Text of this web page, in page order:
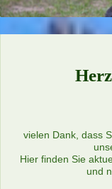
vielen Dank, dass
Hier finden Sie
und